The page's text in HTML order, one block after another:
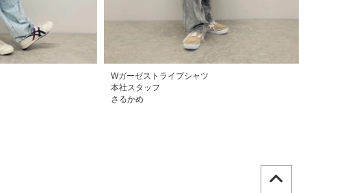
Wガーゼストライプシャツ
本社スタッフ
さるかめ